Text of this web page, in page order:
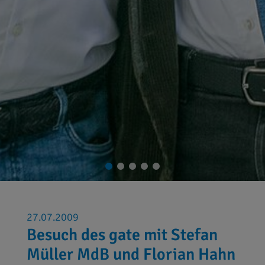
27.07.2009
Besuch des gate mit Stefan
Müller MdB und Florian Hahn